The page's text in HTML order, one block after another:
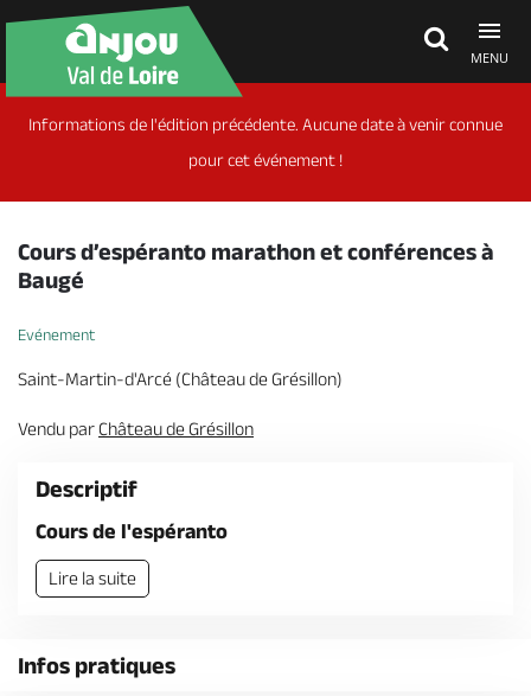
MENU
Découvrir
Dormir, manger
Billetterie en ligne
Informations de l'édition précédente. Aucune date à venir connue
pour cet événement !
Cours d’espéranto marathon et conférences à
Baugé
Evénement
Saint-Martin-d'Arcé (Château de Grésillon)
Vendu parChâteau de Grésillon
Descriptif
Cours de l'espéranto
Lire la suite
Infos pratiques